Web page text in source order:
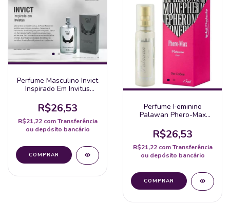
Perfume Masculino Invict
Inspirado Em Invitus
R$26,53
R$21,22 com Transferência
ou depósito bancário
Perfume Feminino
Palawan Phero-Max
R$26,53
R$21,22 com Transferência
ou depósito bancário